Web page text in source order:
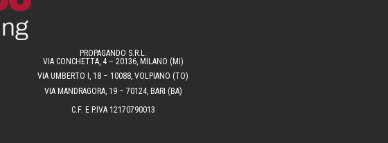
PROPAGANDO S.R.L.
VIA CONCHETTA, 4 – 20136, MILANO (MI)
VIA UMBERTO I, 18 – 10088, VOLPIANO (TO)
VIA MANDRAGORA, 19 – 70124, BARI (BA)
C.F. E P.IVA 12170790013